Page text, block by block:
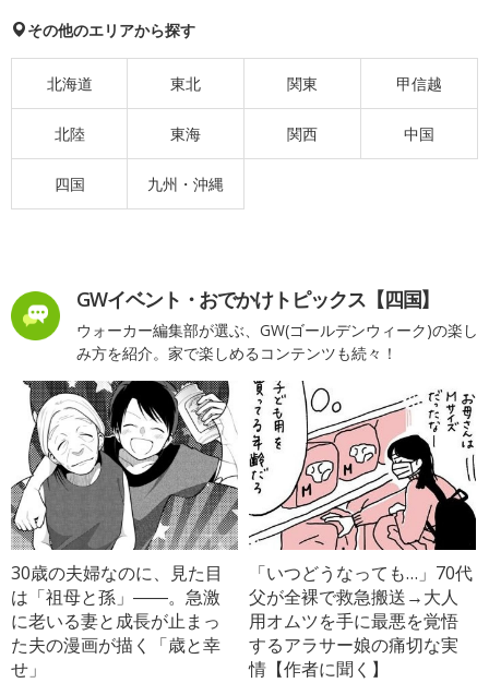
その他のエリアから探す
北海道 東北 関東 甲信越
北陸 東海 関西 中国
四国 九州・沖縄
GWイベント・おでかけトピックス【四国】
ウォーカー編集部が選ぶ、GW(ゴールデンウィーク)の楽し
み方を紹介。家で楽しめるコンテンツも続々！
30歳の夫婦なのに、見た目
は「祖母と孫」――。急激
に老いる妻と成長が止まっ
た夫の漫画が描く「歳と幸
せ」
「いつどうなっても…」70代
父が全裸で救急搬送→大人
用オムツを手に最悪を覚悟
するアラサー娘の痛切な実
情【作者に聞く】